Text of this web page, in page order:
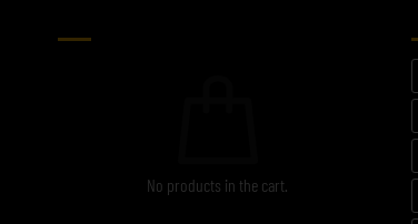
No products in the cart.